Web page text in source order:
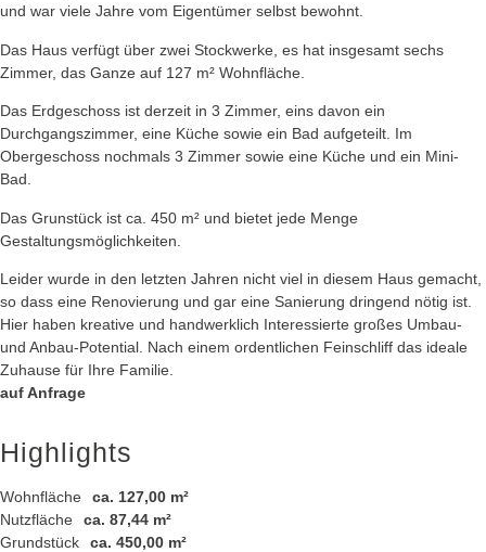
und war viele Jahre vom Eigentümer selbst bewohnt.
Das Haus verfügt über zwei Stockwerke, es hat insgesamt sechs
Zimmer, das Ganze auf 127 m² Wohnfläche.
Das Erdgeschoss ist derzeit in 3 Zimmer, eins davon ein
Durchgangszimmer, eine Küche sowie ein Bad aufgeteilt. Im
Obergeschoss nochmals 3 Zimmer sowie eine Küche und ein Mini-
Bad.
Das Grunstück ist ca. 450 m² und bietet jede Menge
Gestaltungsmöglichkeiten.
Leider wurde in den letzten Jahren nicht viel in diesem Haus gemacht,
so dass eine Renovierung und gar eine Sanierung dringend nötig ist.
Hier haben kreative und handwerklich Interessierte großes Umbau-
und Anbau-Potential. Nach einem ordentlichen Feinschliff das ideale
Zuhause für Ihre Familie.
auf Anfrage
Highlights
Wohnfläche
ca. 127,00 m²
Nutzfläche
ca. 87,44 m²
Grundstück
ca. 450,00 m²